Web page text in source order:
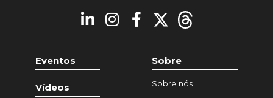
Eventos
Vídeos
Sobre
Sobre nós